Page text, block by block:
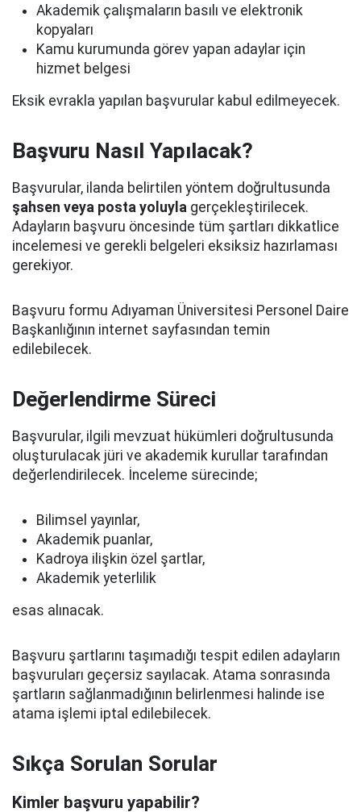
Akademik çalışmaların basılı ve elektronik
kopyaları
Kamu kurumunda görev yapan adaylar için
hizmet belgesi
Eksik evrakla yapılan başvurular kabul edilmeyecek.
Başvuru Nasıl Yapılacak?
Başvurular, ilanda belirtilen yöntem doğrultusunda
şahsen veya posta yoluyla gerçekleştirilecek.
Adayların başvuru öncesinde tüm şartları dikkatlice
incelemesi ve gerekli belgeleri eksiksiz hazırlaması
gerekiyor.
Başvuru formu Adıyaman Üniversitesi Personel Daire
Başkanlığının internet sayfasından temin
edilebilecek.
Değerlendirme Süreci
Başvurular, ilgili mevzuat hükümleri doğrultusunda
oluşturulacak jüri ve akademik kurullar tarafından
değerlendirilecek. İnceleme sürecinde;
Bilimsel yayınlar,
Akademik puanlar,
Kadroya ilişkin özel şartlar,
Akademik yeterlilik
esas alınacak.
Başvuru şartlarını taşımadığı tespit edilen adayların
başvuruları geçersiz sayılacak. Atama sonrasında
şartların sağlanmadığının belirlenmesi halinde ise
atama işlemi iptal edilebilecek.
Sıkça Sorulan Sorular
Kimler başvuru yapabilir?